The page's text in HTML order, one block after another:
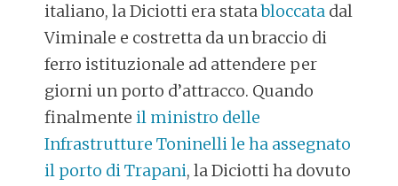
italiano, la Diciotti era statabloccata dal
Viminale e costretta da un braccio di
ferro istituzionale ad attendere per
giorni un porto d’attracco. Quando
finalmenteil ministro delle
Infrastrutture Toninelli le ha assegnato
il porto di Trapani, la Diciotti ha dovuto